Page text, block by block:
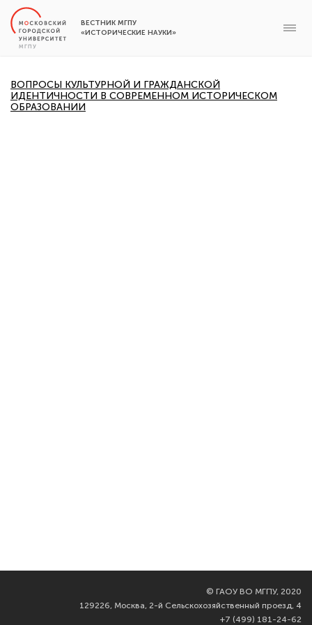
ВЕСТНИК МГПУ
«ИСТОРИЧЕСКИЕ НАУКИ»
ВОПРОСЫ КУЛЬТУРНОЙ И ГРАЖДАНСКОЙ
ИДЕНТИЧНОСТИ В СОВРЕМЕННОМ ИСТОРИЧЕСКОМ
ОБРАЗОВАНИИ
© ГАОУ ВО МГПУ, 2020
129226, Москва, 2-й Сельскохозяйственный проезд, 4
+7 (499) 181-24-62